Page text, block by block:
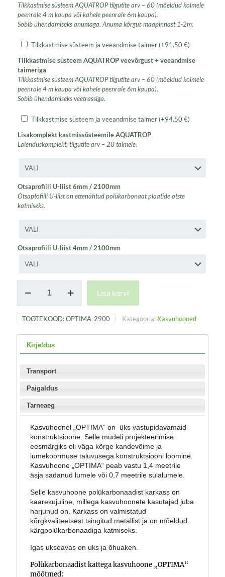
Tilkkastmise süsteem AQUATROP tilgutite arv – 60 (mõeldud kolmele
peenrale 4 m kaupa või kahele peenrale 6m kaupa).
Sobib ühendamiseks anumaga. Anuma kõrgus maapinnast 1-2m.
Tilkkastmise süsteem ja veeandmise taimer (+91.50 €)
Tilkkastmise süsteem AQUATROP veevõrgust + veeandmise
taimeriga
Tilkkastmise süsteem AQUATROP tilgutite arv – 60 (mõeldud kolmele
peenrale 4 m kaupa või kahele peenrale 6m kaupa).
Sobib ühendamiseks veetrassiga.
Tilkkastmise süsteem ja veeandmise taimer (+94.50 €)
Lisakomplekt kastmissüsteemile AQUATROP
Laienduskomplekt, tilgutite arv – 20 taimele.
Otsaprofiili U-liist 6mm / 2100mm
Otsaptofiili U-liist on ettenähtud polükarbonaat plaatide otste
katmiseks.
Otsaprofiili U-liist 4mm / 2100mm
OPTIMA
Lisa korvi
TOOTEKOOD:OPTIMA-2900 Kategooria: Kasvuhooned
Kirjeldus
Transport
Paigaldus
Tarneaeg
Kasvuhoonel „OPTIMA“ on üks vastupidavamaid
konstruktsioone. Selle mudeli projekteerimise
eesmärgiks oli väga kõrge kandevõime ja
lumekoormuse taluvusega konstruktsiooni loomine.
Kasvuhoone „OPTIMA“ peab vastu 1,4 meetrile
äsja sadanud lumele või 0,7 meetrile sulalumele.
Selle kasvuhoone polükarbonaadist karkass on
kaarekujuline, millega kasvuhoonete kasutajad juba
harjunud on. Karkass on valmistatud
kõrgkvaliteetsest tsingitud metallist ja on mõeldud
kärgpolükarbonaadiga katmiseks.
Igas ukseavas on uks ja õhuaken.
Polükarbonaadist kattega kasvuhoone „OPTIMA“
mõõtmed: